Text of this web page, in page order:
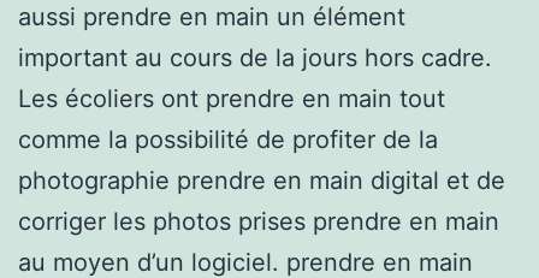
aussi prendre en main un élément
important au cours de la jours hors cadre.
Les écoliers ont prendre en main tout
comme la possibilité de profiter de la
photographie prendre en main digital et de
corriger les photos prises prendre en main
au moyen d’un logiciel. prendre en main